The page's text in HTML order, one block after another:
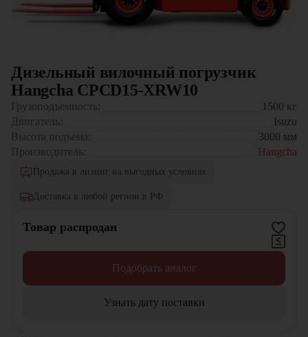
Дизельный вилочный погрузчик
Hangcha CPCD15-XRW10
Грузоподъемность: 1500 кг
Двигатель:
Isuzu
Высота подъема:
3000 мм
Производитель:
Hangcha
Продажа в лизинг на выгодных условиях
Доставка в любой регион в РФ
Товар распродан
Подобрать аналог
Узнать дату поставки